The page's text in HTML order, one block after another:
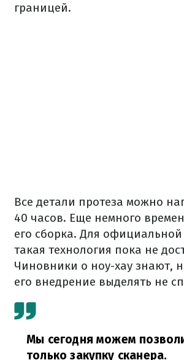
границей.
Все детали протеза можно
40 часов. Еще немного
его сборка. Для
такая технология пока не
Чиновники о ноу-хау знают,
его внедрение выделять не
Мы сегодня можем
только закупку сканера.